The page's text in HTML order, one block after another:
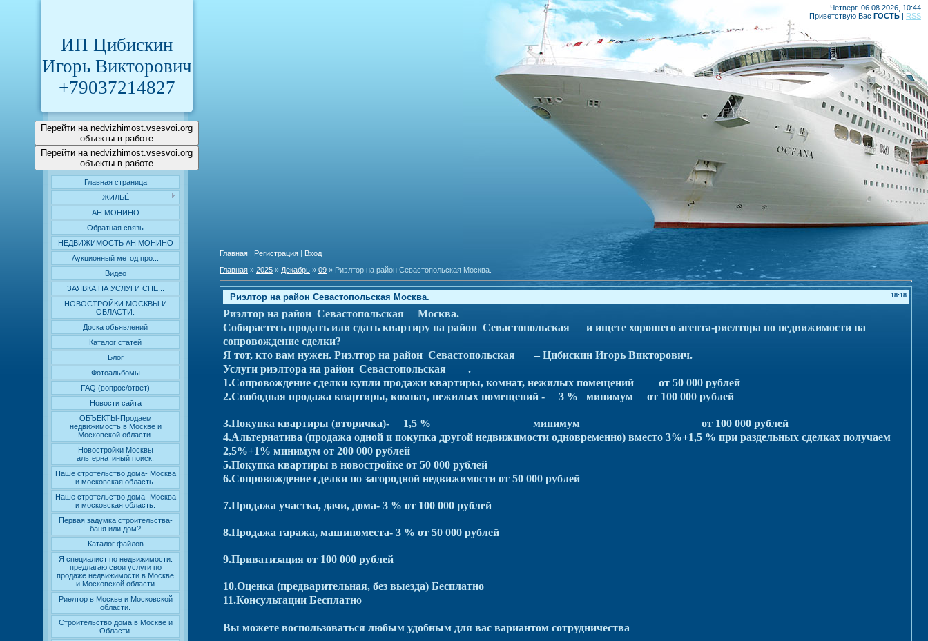
ИП Цибискин
Игорь Викторович
+79037214827
Перейти на nedvizhimost.vsesvoi.org
объекты в работе
Перейти на nedvizhimost.vsesvoi.org
объекты в работе
Главная страница
ЖИЛЬЁ
АН МОНИНО
Обратная связь
НЕДВИЖИМОСТЬ АН МОНИНО
Аукционный метод про...
Видео
ЗАЯВКА НА УСЛУГИ СПЕ...
НОВОСТРОЙКИ МОСКВЫ И
ОБЛАСТИ.
Доска объявлений
Каталог статей
Блог
Фотоальбомы
FAQ (вопрос/ответ)
Новости сайта
ОБЪЕКТЫ-Продаем
недвижимость в Москве и
Московской области.
Новостройки Москвы
альтернатиный поиск.
Наше стротельство дома- Москва
и московская область.
Наше стротельство дома- Москва
и московская область.
Первая задумка строительства-
баня или дом?
Каталог файлов
Я специалист по недвижимости:
предлагаю свои услуги по
продаже недвижимости в Москве
и Московской области
Риелтор в Москве и Московской
области.
Строительство дома в Москве и
Области.
Четверг, 06.08.2026, 10:44
Приветствую Вас ГОСТЬ | RSS
Главная | Регистрация | Вход
Главная » 2025 » Декабрь » 09 » Риэлтор на район Севастопольская Москва.
18:18
Риэлтор на район Севастопольская Москва.
Риэлтор на район Севастопольская Москва.
Собираетесь продать или сдать квартиру на район Севастопольская и ищете хорошего агента-риелтора по недвижимости на
сопровождение сделки?
Я тот, кто вам нужен. Риэлтор на район Севастопольская – Цибискин Игорь Викторович.
Услуги риэлтора на район Севастопольская .
1.Сопровождение сделки купли продажи квартиры, комнат, нежилых помещений от 50 000 рублей
2.Свободная продажа квартиры, комнат, нежилых помещений - 3 % минимум от 100 000 рублей
3.Покупка квартиры (вторичка)- 1,5 % минимум от 100 000 рублей
4.Альтернатива (продажа одной и покупка другой недвижимости одновременно) вместо 3%+1,5 % при раздельных сделках получаем
2,5%+1% минимум от 200 000 рублей
5.Покупка квартиры в новостройке от 50 000 рублей
6.Сопровождение сделки по загородной недвижимости от 50 000 рублей
7.Продажа участка, дачи, дома- 3 % от 100 000 рублей
8.Продажа гаража, машиноместа- 3 % от 50 000 рублей
9.Приватизация от 100 000 рублей
10.Оценка (предварительная, без выезда) Бесплатно
11.Консультации Бесплатно
Вы можете воспользоваться любым удобным для вас вариантом сотрудничества